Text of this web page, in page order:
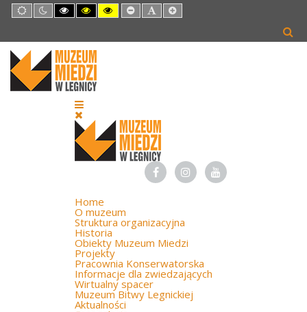
Default
mode
Night
mode
High
Contrast
mode
High
Contrast
mode
High
Contrast
mode
Set
Smaller
Set
Default
Set
Larger
Home
O muzeum
Struktura organizacyjna
Historia
Obiekty Muzeum Miedzi
Projekty
Pracownia Konserwatorska
Informacje dla zwiedzających
Wirtualny spacer
Muzeum Bitwy Legnickiej
Aktualności